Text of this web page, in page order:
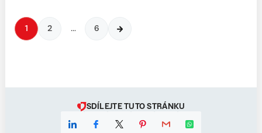
1 2 … 6
SDÍLEJTE TUTO STRÁNKU